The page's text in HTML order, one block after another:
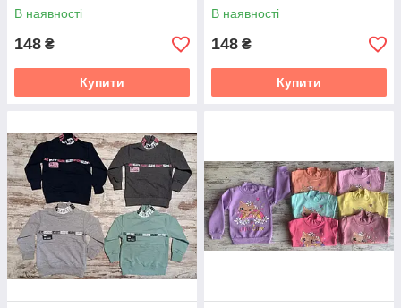
В наявності
148 ₴
Купити
В наявності
148 ₴
Купити